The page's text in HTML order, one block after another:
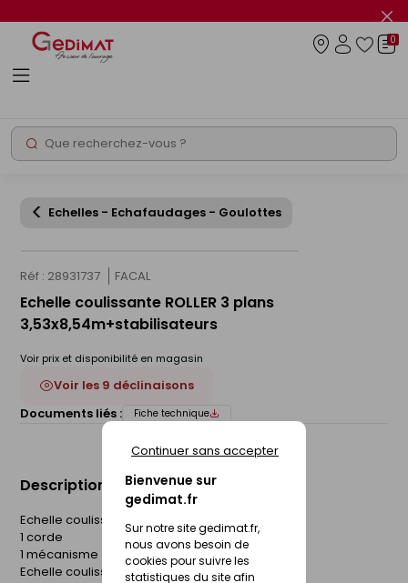
Bienvenue sur
gedimat.fr
Sur notre site gedimat.fr,
nous avons besoin de
cookies pour suivre les
statistiques du site afin
Continuer sans accepter
le
info
Rechercher
0
Echelles - Echafaudages - Goulottes
Réf : 28931737 FACAL
Echelle coulissante ROLLER 3 plans
3,53x8,54m+stabilisateurs
Voir prix et disponibilité en magasin
Voir les 9 déclinaisons
Documents liés :
Fiche technique
Description du produit
Echelle coulissante 2 plans :
1 corde
1 mécanisme
Echelle coulissante 3 plans :